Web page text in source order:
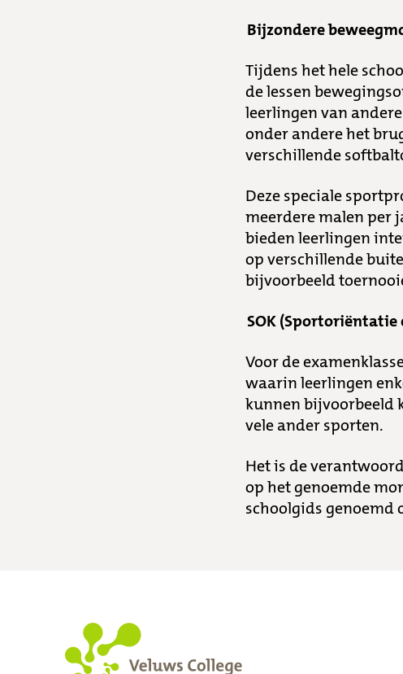
Bijzondere
Tijdens het hele
de lessen
leerlingen van
onder andere het
verschillende
Deze speciale
meerdere malen per
bieden leerlingen
op verschillende
bijvoorbeeld
SOK (Sportoriëntatie
Voor de
waarin leerlingen
kunnen bijvoorbeeld
vele ander sporten.
Het is de
op het genoemde
schoolgids genoemd